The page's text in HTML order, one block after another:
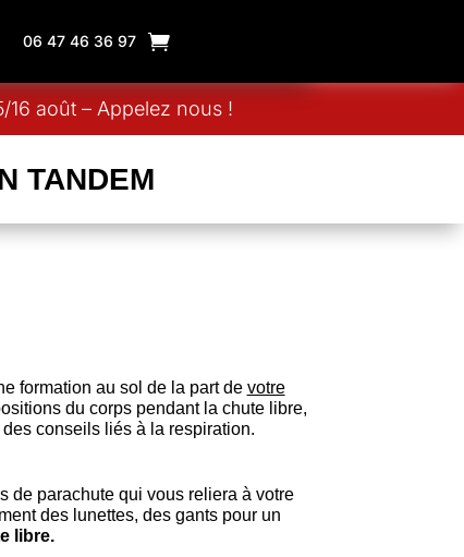
06 47 46 36 97
août – Appelez nous !
TANDEM
formation au sol de la part de votre
du corps pendant la chute libre,
des conseils liés à la respiration.
de parachute qui vous reliera à votre
des lunettes, des gants pour un
libre.